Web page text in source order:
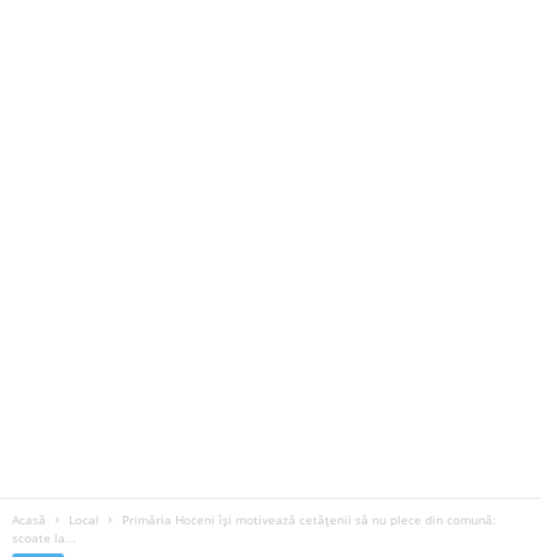
Acasă Local
Primăria Hoceni își motivează cetățenii să nu plece din comună:
scoate la...